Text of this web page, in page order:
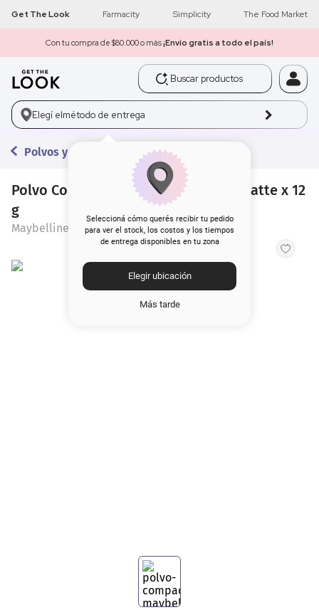
Get The Look Farmacity Simplicity The Food Market
Con tu compra de $80.000 o más¡Envío gratis a todo el país!
Buscar productos
Elegí elmétodo de entrega
Seleccioná cómo querés recibir tu pedido
para ver el stock, los costos y los tiempos
de entrega disponibles en tu zona
Elegir ubicación
Más tarde
Polvos y Bronzer
Polvo Compacto Maybelline Fit Me Matte x 12
g
Maybelline
get the look
máscara pestañas
3. loreal
4. brochas
5.